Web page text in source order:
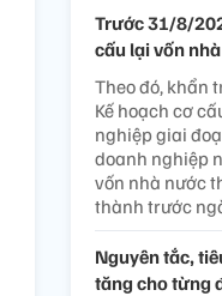
Trước 31/8/
cấu lại vốn
Theo đó, khẩn
Kế hoạch cơ
nghiệp giai
doanh nghiệp
vốn nhà nước
thành trước
Nguyên tắc,
tăng cho từng